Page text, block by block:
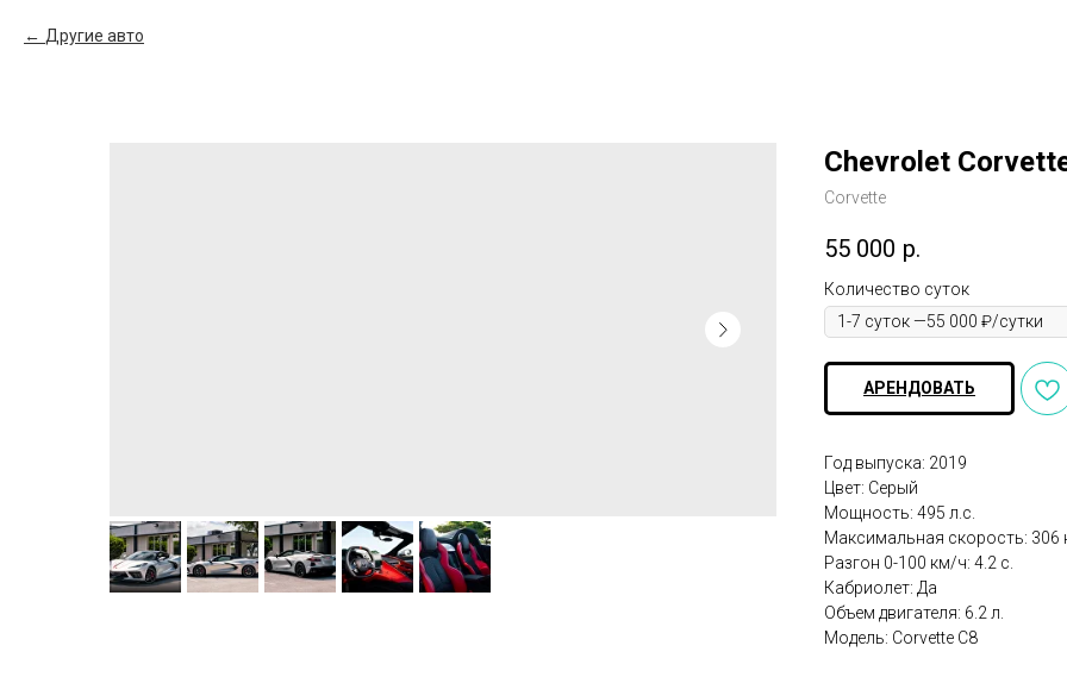
Другие авто
Chevrolet
Corvette
55 000 р.
Количество суток
АРЕНДОВАТЬ
Год выпуска: 2019
Цвет: Серый
Мощность: 495 л.с.
Максимальная скорость: 306
Разгон 0-100 км/ч: 4.2 с.
Кабриолет: Да
Объем двигателя: 6.2 л.
Модель: Corvette С8